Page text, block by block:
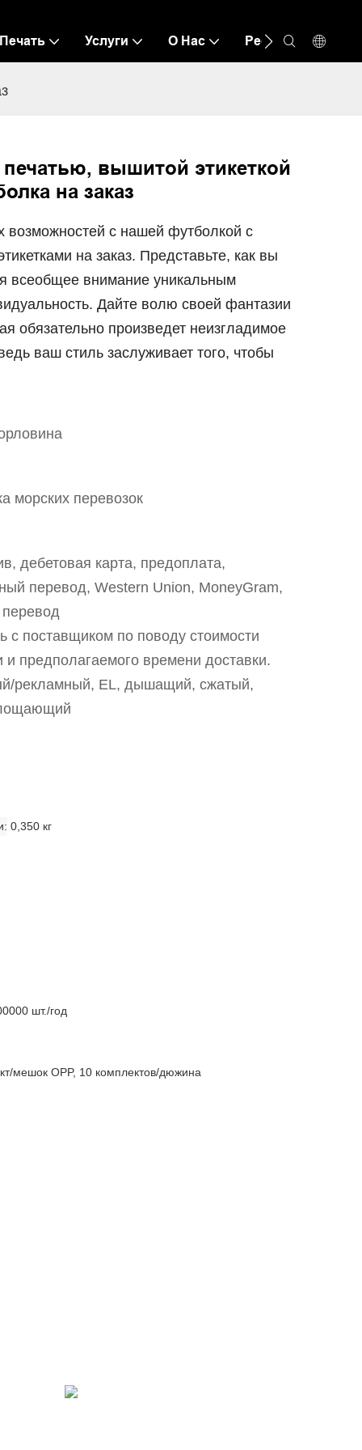
Печать Услуги О Нас Ресурс
вышитой этикеткой
на заказ
возможностей с нашей футболкой с
на заказ. Представьте, как вы
всеобщее внимание уникальным
Дайте волю своей фантазии
обязательно произведет неизгладимое
ваш стиль заслуживает того, чтобы
морских перевозок
дебетовая карта, предоплата,
перевод, Western Union, MoneyGram,
с поставщиком по поводу стоимости
и предполагаемого времени доставки.
рекламный, EL, дышащий, сжатый,
0,350 кг
шт./год
мешок OPP, 10 комплектов/дюжина